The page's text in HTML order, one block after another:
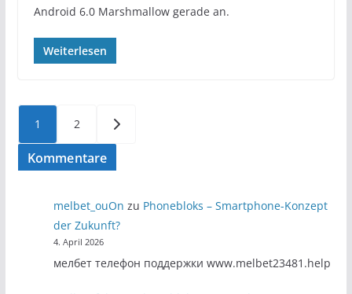
Android 6.0 Marshmallow gerade an.
Weiterlesen
Seitennummerierung
der
1 2
Kommentare
melbet_ouOn zu Phonebloks – Smartphone-Konzept
der Zukunft?
4. April 2026
мелбет телефон поддержки www.melbet23481.help